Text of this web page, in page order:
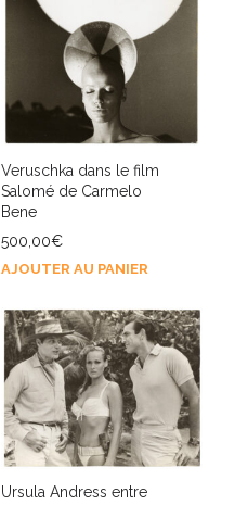
Veruschka dans le film
Salomé de Carmelo
Bene
500,00€
AJOUTER AU PANIER
Ursula Andress entre